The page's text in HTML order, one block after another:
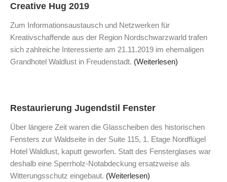
Creative Hug 2019
Zum Informationsaustausch und Netzwerken für
Kreativschaffende aus der Region Nordschwarzwarld trafen
sich zahlreiche Interessierte am 21.11.2019 im ehemaligen
Grandhotel Waldlust in Freudenstadt. (Weiterlesen)
Restaurierung Jugendstil Fenster
Über längere Zeit waren die Glasscheiben des historischen
Fensters zur Waldseite in der Suite 115, 1. Etage Nordflügel
Hotel Waldlust, kaputt geworfen. Statt des Fensterglases war
deshalb eine Sperrholz-Notabdeckung ersatzweise als
Witterungsschutz eingebaut. (Weiterlesen)